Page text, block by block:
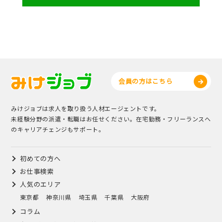
会員の方はこちら
みけジョブは求人を取り扱う人材エージェントです。
未経験分野の派遣・転職はお任せください。在宅勤務・フリーランスへ
のキャリアチェンジもサポート。
初めての方へ
お仕事検索
人気のエリア
東京都 神奈川県 埼玉県 千葉県 大阪府
コラム